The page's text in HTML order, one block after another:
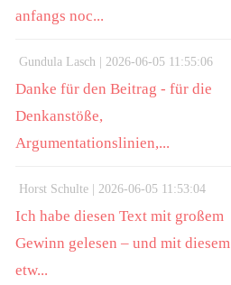
anfangs noc...
Gundula Lasch | 2026-06-05 11:55:06
Danke für den Beitrag - für die
Denkanstöße,
Argumentationslinien,...
Horst Schulte | 2026-06-05 11:53:04
Ich habe diesen Text mit großem
Gewinn gelesen – und mit diesem
etw...